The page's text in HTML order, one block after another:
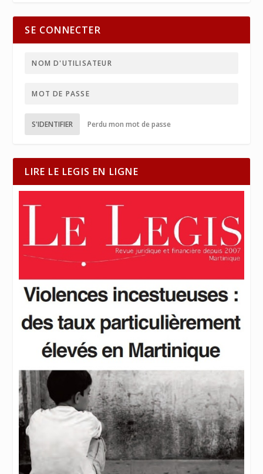
SE CONNECTER
S'IDENTIFIER Perdu mon mot de passe
LIRE LE LEGIS EN LIGNE